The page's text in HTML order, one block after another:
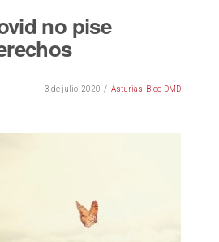
no pise
3 de julio, 2020 Asturias Blog DMD